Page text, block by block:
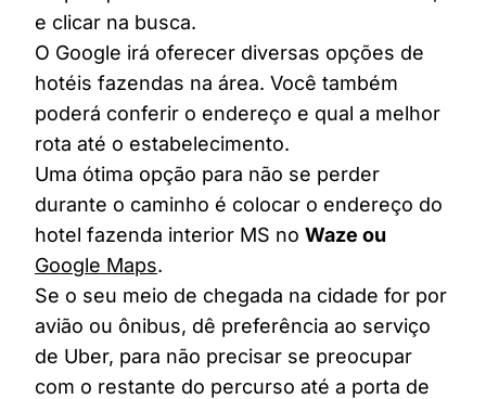
e clicar na busca.
O Google irá oferecer diversas opções de
hotéis fazendas na área. Você também
poderá conferir o endereço e qual a melhor
rota até o estabelecimento.
Uma ótima opção para não se perder
durante o caminho é colocar o endereço do
hotel fazenda interior MS no Waze ou
Google Maps.
Se o seu meio de chegada na cidade for por
avião ou ônibus, dê preferência ao serviço
de Uber, para não precisar se preocupar
com o restante do percurso até a porta de